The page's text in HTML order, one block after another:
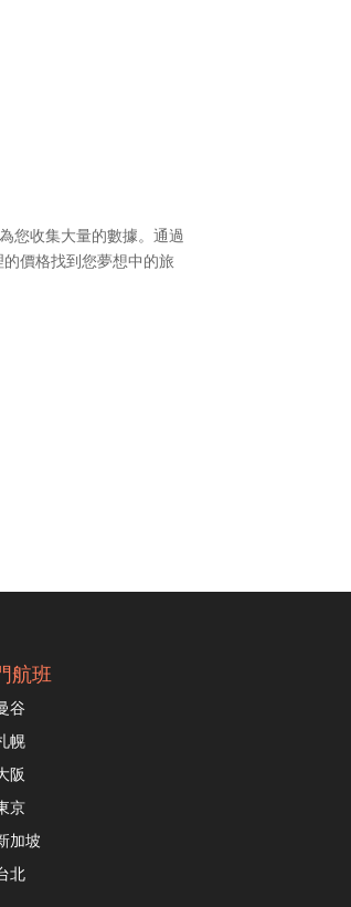
您收集大量的數據。通過
價格找到您夢想中的旅
航班
谷
幌
阪
京
加坡
北